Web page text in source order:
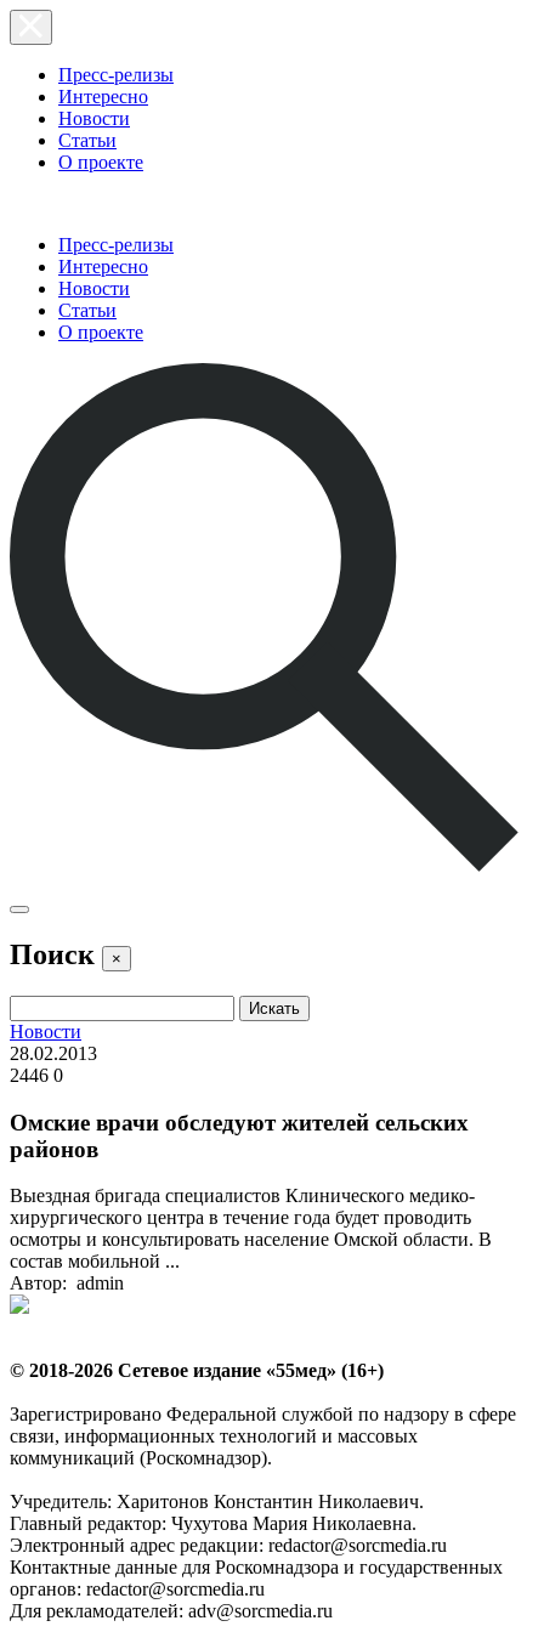
Пресс-релизы
Интересно
Новости
Статьи
О проекте
Пресс-релизы
Интересно
Новости
Статьи
О проекте
Поиск ×
Новости
28.02.2013
2446 0
Омские врачи обследуют жителей сельских
районов
Выездная бригада специалистов Клинического медико-
хирургического центра в течение года будет проводить
осмотры и консультировать население Омской области. В
состав мобильной ...
Автор: admin
© 2018-2026 Сетевое издание «55мед» (16+)
Зарегистрировано Федеральной службой по надзору в сфере
связи, информационных технологий и массовых
коммуникаций (Роскомнадзор).
Учредитель: Харитонов Константин Николаевич.
Главный редактор: Чухутова Мария Николаевна.
Электронный адрес редакции: redactor@sorcmedia.ru
Контактные данные для Роскомнадзора и государственных
органов: redactor@sorcmedia.ru
Для рекламодателей: adv@sorcmedia.ru